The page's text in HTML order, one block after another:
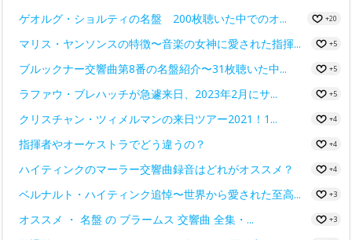
ゲオルグ・ショルティの名盤 200枚聴いた中でのオ... +20
マリス・ヤンソンスの特徴〜音楽の女神に愛された指揮... +5
ブルックナー交響曲第8番の名盤紹介〜31枚聴いた中... +5
ラファウ・ブレハッチが急遽来日、2023年2月にサ... +5
クリスチャン・ツィメルマンの来日ツアー2021！1... +4
指揮者やオーケストラでどう違うの？ +4
ハイティンクのマーラー交響曲録音はどれがオススメ？ +4
ベルナルト・ハイティンク追悼〜世界から愛された至高... +3
オススメ ・ 名盤 の ブラームス 交響曲 全集・... +3